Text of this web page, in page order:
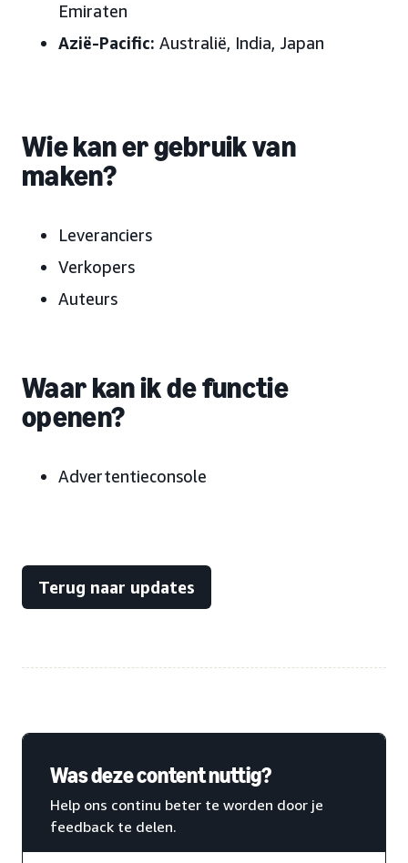
Emiraten
Azië-Pacific: Australië, India, Japan
Wie kan er gebruik van
maken?
Leveranciers
Verkopers
Auteurs
Waar kan ik de functie
openen?
Advertentieconsole
Terug naar updates
Was deze content nuttig?
Help ons continu beter te worden door je
feedback te delen.